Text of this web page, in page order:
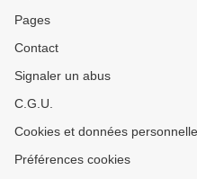
Pages
Contact
Signaler un abus
C.G.U.
Cookies et données
Préférences cookies